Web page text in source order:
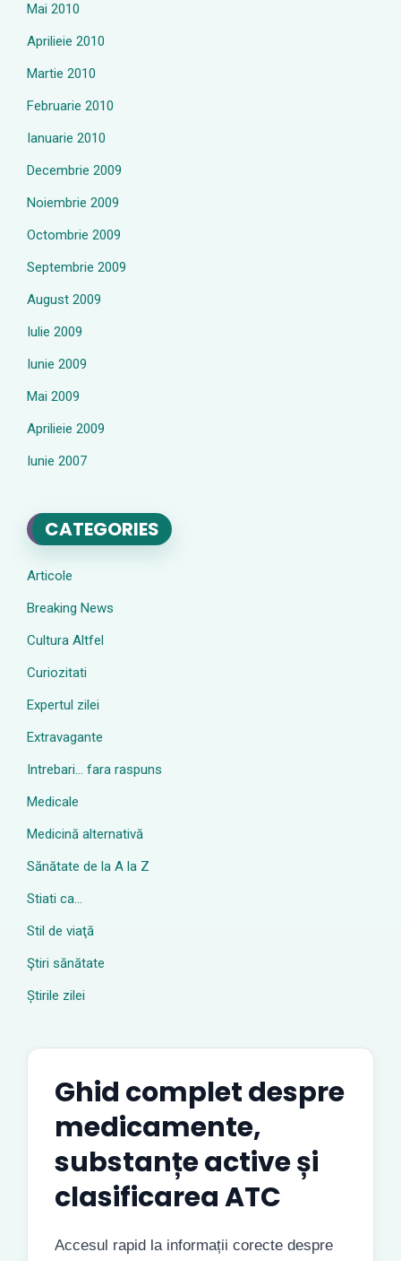
Mai 2010
Aprilieie 2010
Martie 2010
Februarie 2010
Ianuarie 2010
Decembrie 2009
Noiembrie 2009
Octombrie 2009
Septembrie 2009
August 2009
Iulie 2009
Iunie 2009
Mai 2009
Aprilieie 2009
Iunie 2007
CATEGORIES
Articole
Breaking News
Cultura Altfel
Curiozitati
Expertul zilei
Extravagante
Intrebari… fara raspuns
Medicale
Medicină alternativă
Sănătate de la A la Z
Stiati ca…
Stil de viaţă
Ştiri sănătate
Știrile zilei
Ghid complet despre
medicamente,
substanțe active și
clasificarea ATC
Accesul rapid la informații corecte despre